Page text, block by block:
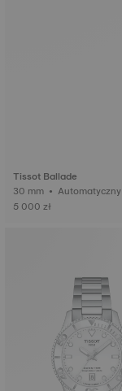
Tissot Ballade
5 000 zł